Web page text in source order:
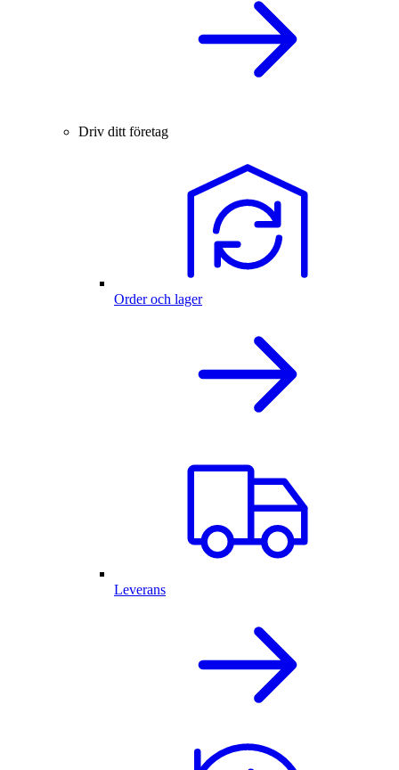
Driv ditt företag
Order och lager
Leverans